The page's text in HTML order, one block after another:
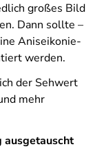
großes Bild
Dann sollte –
Aniseikonie-
werden.
der Sehwert
mehr
ausgetauscht